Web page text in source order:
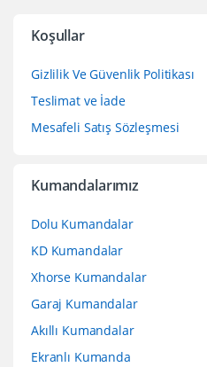
Koşullar
Gizlilik Ve Güvenlik Politikası
Teslimat ve İade
Mesafeli Satış Sözleşmesi
Kumandalarımız
Dolu Kumandalar
KD Kumandalar
Xhorse Kumandalar
Garaj Kumandalar
Akıllı Kumandalar
Ekranlı Kumanda